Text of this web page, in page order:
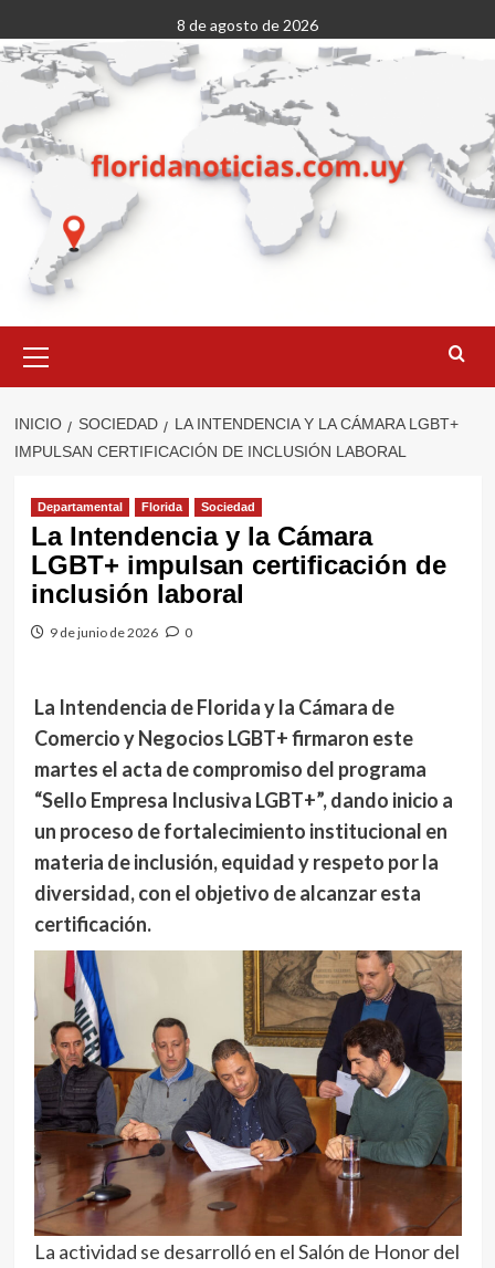
al
contenido
8 de agosto de 2026
primario
INICIO SOCIEDAD
LA INTENDENCIA Y LA CÁMARA LGBT+
IMPULSAN CERTIFICACIÓN DE INCLUSIÓN LABORAL
Departamental Florida Sociedad
La Intendencia y la Cámara
LGBT+ impulsan certificación de
inclusión laboral
9 de junio de 2026 0
La Intendencia de Florida y la Cámara de
Comercio y Negocios LGBT+ firmaron este
martes el acta de compromiso del programa
“Sello Empresa Inclusiva LGBT+”, dando inicio a
un proceso de fortalecimiento institucional en
materia de inclusión, equidad y respeto por la
diversidad, con el objetivo de alcanzar esta
certificación.
La actividad se desarrolló en el Salón de Honor del